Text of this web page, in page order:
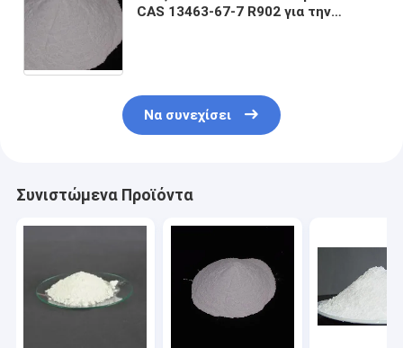
CAS 13463-67-7 R902 για την
Να συνεχίσει
Συνιστώμενα Προϊόντα